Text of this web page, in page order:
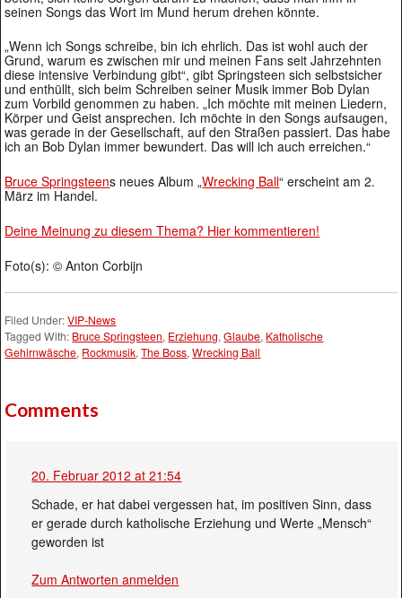
seinen Songs das Wort im Mund herum drehen könnte.
„Wenn ich Songs schreibe, bin ich ehrlich. Das ist wohl auch der
Grund, warum es zwischen mir und meinen Fans seit Jahrzehnten
diese intensive Verbindung gibt“, gibt Springsteen sich selbstsicher
und enthüllt, sich beim Schreiben seiner Musik immer Bob Dylan
zum Vorbild genommen zu haben. „Ich möchte mit meinen Liedern,
Körper und Geist ansprechen. Ich möchte in den Songs aufsaugen,
was gerade in der Gesellschaft, auf den Straßen passiert. Das habe
ich an Bob Dylan immer bewundert. Das will ich auch erreichen.“
Bruce Springsteens neues Album „Wrecking Ball“ erscheint am 2.
März im Handel.
Deine Meinung zu diesem Thema? Hier kommentieren!
Foto(s): © Anton Corbijn
Filed Under:VIP-News
Tagged With: Bruce Springsteen, Erziehung,Glaube, Katholische
Gehirnwäsche, Rockmusik,The Boss,Wrecking Ball
Comments
20. Februar 2012 at 21:54
Schade, er hat dabei vergessen hat, im positiven Sinn, dass
er gerade durch katholische Erziehung und Werte „Mensch“
geworden ist
Zum Antworten anmelden